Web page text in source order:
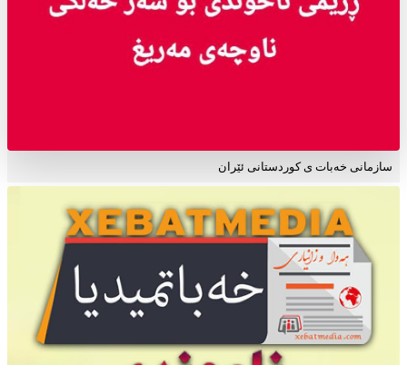
سازمانی خەبات ی کوردستانی ئێران